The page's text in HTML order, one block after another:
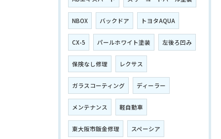
NBOX バックドア トヨタAQUA
CX-5 パールホワイト塗装 左後ろ凹み
保険なし修理 レクサス
ガラスコーティング ディーラー
メンテナンス 軽自動車
東大阪市鈑金修理 スペーシア